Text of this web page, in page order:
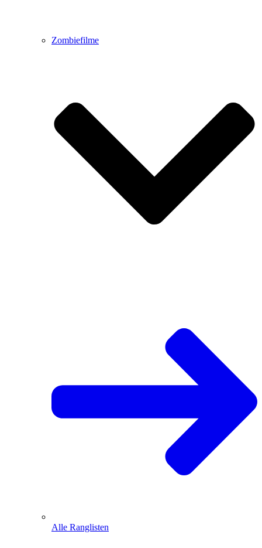
Zombiefilme
Alle Ranglisten